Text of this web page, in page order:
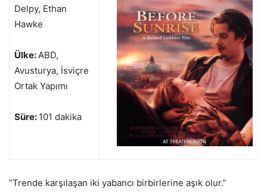
Delpy, Ethan
Hawke
Ülke:ABD,
Avusturya, İsviçre
Ortak Yapımı
Süre: 101 dakika
“Trende karşılaşan iki yabancı birbirlerine aşık olur.”